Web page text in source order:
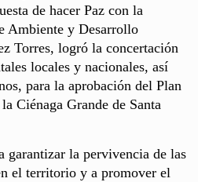
de hacer Paz con la
Ambiente y Desarrollo
Torres, logró la concertación
locales y nacionales, así
para la aprobación del Plan
Ciénaga Grande de Santa
garantizar la pervivencia de las
el territorio y a promover el